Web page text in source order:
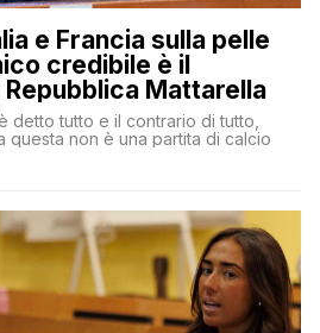
e Francia sulla pelle
credibile è il
Mattarella
detto tutto e il contrario di tutto,
questa non è una partita di calcio